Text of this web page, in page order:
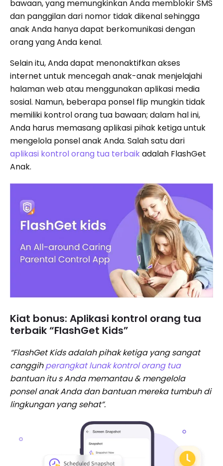
bawaan, yang memungkinkan Anda memblokir SMS
dan panggilan dari nomor tidak dikenal sehingga
anak Anda hanya dapat berkomunikasi dengan
orang yang Anda kenal.
Selain itu, Anda dapat menonaktifkan akses
internet untuk mencegah anak-anak menjelajahi
halaman web atau menggunakan aplikasi media
sosial. Namun, beberapa ponsel flip mungkin tidak
memiliki kontrol orang tua bawaan; dalam hal ini,
Anda harus memasang aplikasi pihak ketiga untuk
mengelola ponsel anak Anda. Salah satu dari
aplikasi kontrol orang tua terbaikadalah FlashGet
Anak.
Kiat bonus: Aplikasi kontrol orang tua
terbaik “FlashGet Kids”
“FlashGet Kids adalah pihak ketiga yang sangat
canggihperangkat lunak kontrol orang tua
bantuan itu s Anda memantau & mengelola
ponsel anak Anda dan bantuan mereka tumbuh di
lingkungan yang sehat”.